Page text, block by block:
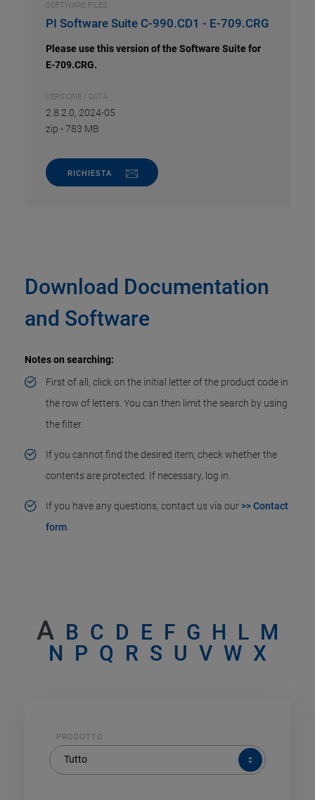
SOFTWARE FILES
PI Software Suite C-990.CD1 - E-709.CRG
Please use this version of the Software Suite for
E-709.CRG.
VERSIONE / DATA
2.8.2.0, 2024-05
zip -783 MB
RICHIESTA
Download Documentation
and Software
Notes on searching:
First of all, click on the initial letter of the product code in
the row of letters. You can then limit the search by using
the filter.
If you cannot find the desired item, check whether the
contents are protected. If necessary, log in.
If you have any questions, contact us via our >> Contact
form
A B C D E F G H L M
N P Q R S U V W X
PRODOTTO
Tutto
PRODOTTO